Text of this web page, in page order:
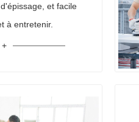
et facile
à entretenir.